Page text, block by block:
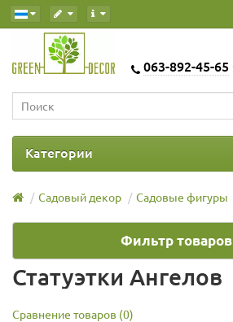
063-892-45-65
Категории
Садовый декор Садовые фигуры
Фильтр товаров
Статуэтки Ангелов
Сравнение товаров (0)